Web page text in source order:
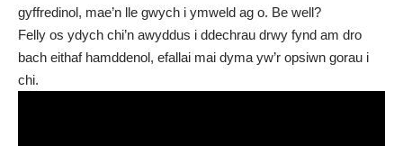
gyffredinol, mae’n lle gwych i ymweld ag o. Be well?
Felly os ydych chi’n awyddus i ddechrau drwy fynd am dro
bach eithaf hamddenol, efallai mai dyma yw’r opsiwn gorau i
chi.